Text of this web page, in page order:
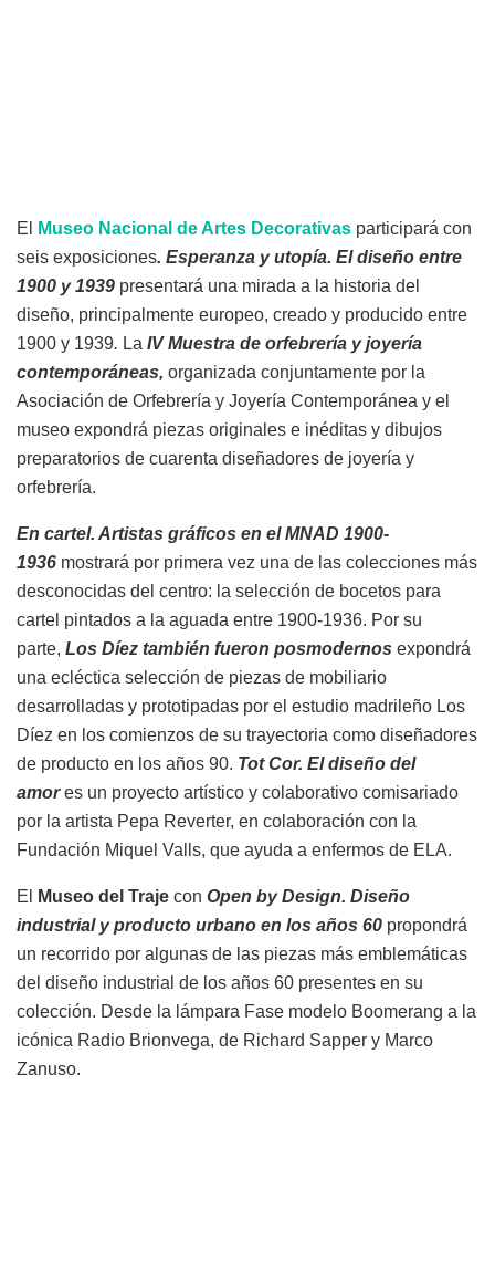
El Museo Nacional de Artes Decorativas participará con
seis exposiciones. Esperanza y utopía. El diseño entre
1900 y 1939 presentará una mirada a la historia del
diseño, principalmente europeo, creado y producido entre
1900 y 1939. La IV Muestra de orfebrería y joyería
contemporáneas, organizada conjuntamente por la
Asociación de Orfebrería y Joyería Contemporánea y el
museo expondrá piezas originales e inéditas y dibujos
preparatorios de cuarenta diseñadores de joyería y
orfebrería.
En cartel. Artistas gráficos en el MNAD 1900-
1936 mostrará por primera vez una de las colecciones más
desconocidas del centro: la selección de bocetos para
cartel pintados a la aguada entre 1900-1936. Por su
parte, Los Díez también fueron posmodernos expondrá
una ecléctica selección de piezas de mobiliario
desarrolladas y prototipadas por el estudio madrileño Los
Díez en los comienzos de su trayectoria como diseñadores
de producto en los años 90. Tot Cor. El diseño del
amores un proyecto artístico y colaborativo comisariado
por la artista Pepa Reverter, en colaboración con la
Fundación Miquel Valls, que ayuda a enfermos de ELA.
El Museo del Traje con Open by Design. Diseño
industrial y producto urbano en los años 60 propondrá
un recorrido por algunas de las piezas más emblemáticas
del diseño industrial de los años 60 presentes en su
colección. Desde la lámpara Fase modelo Boomerang a la
icónica Radio Brionvega, de Richard Sapper y Marco
Zanuso.